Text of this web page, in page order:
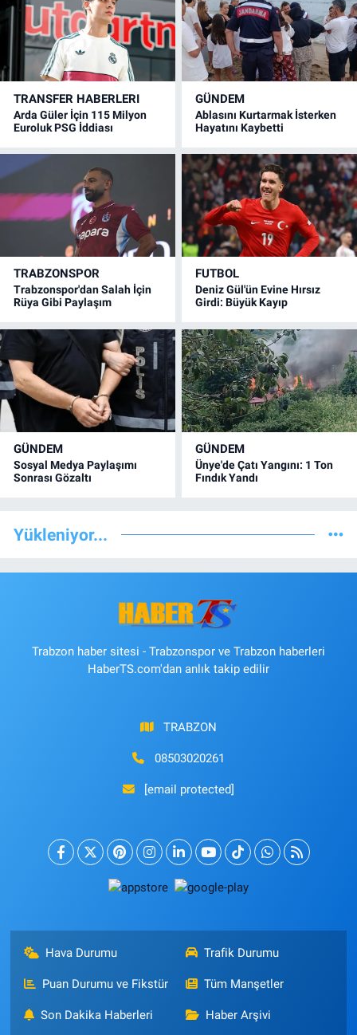
TRANSFER HABERLERI
Arda Güler İçin 115 Milyon
Euroluk PSG İddiası
GÜNDEM
Ablasını Kurtarmak İsterken
Hayatını Kaybetti
TRABZONSPOR
Trabzonspor'dan Salah İçin
Rüya Gibi Paylaşım
FUTBOL
Deniz Gül'ün Evine Hırsız
Girdi: Büyük Kayıp
GÜNDEM
Sosyal Medya Paylaşımı
Sonrası Gözaltı
GÜNDEM
Ünye'de Çatı Yangını: 1 Ton
Fındık Yandı
Yükleniyor...
Trabzon haber sitesi - Trabzonspor ve Trabzon haberleri
HaberTS.com'dan anlık takip edilir
TRABZON
08503020261
[email protected]
Hava Durumu Trafik Durumu
Puan Durumu ve Fikstür Tüm Manşetler
Son Dakika Haberleri Haber Arşivi